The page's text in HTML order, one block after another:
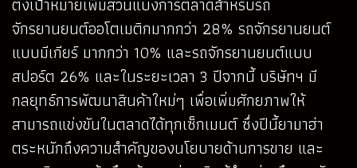
จักรยานยนต์ออโตเมติกมากกว่า 28% รถจักรยานยนต์
แบบมีเกียร์ มากกว่า 10% และรถจักรยานยนต์แบบ
สปอร์ต 26% และในระยะเวลา 3 ปีจากนี้ บริษัทฯ มี
กลยุทธ์การพัฒนาสินค้าใหม่ๆ เพื่อเพิ่มศักยภาพให้
สามารถแข่งขันในตลาดได้ทุกเซ็กเมนต์ ซึ่งปีนี้ยามาฮ่า
ตระหนักถึงความสำคัญของนโยบายด้านการขาย และ